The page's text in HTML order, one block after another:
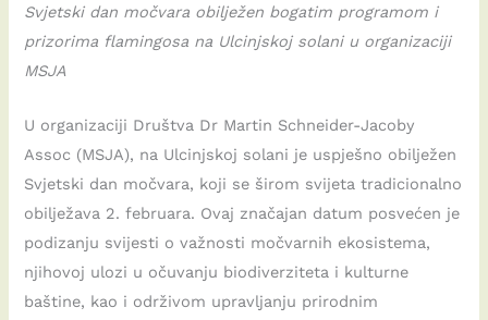
Svjetski dan močvara obilježen bogatim programom i
prizorima flamingosa na Ulcinjskoj solani u organizaciji
MSJA
U organizaciji Društva Dr Martin Schneider-Jacoby
Assoc (MSJA), na Ulcinjskoj solani je uspješno obilježen
Svjetski dan močvara, koji se širom svijeta tradicionalno
obilježava 2. februara. Ovaj značajan datum posvećen je
podizanju svijesti o važnosti močvarnih ekosistema,
njihovoj ulozi u očuvanju biodiverziteta i kulturne
baštine, kao i održivom upravljanju prirodnim